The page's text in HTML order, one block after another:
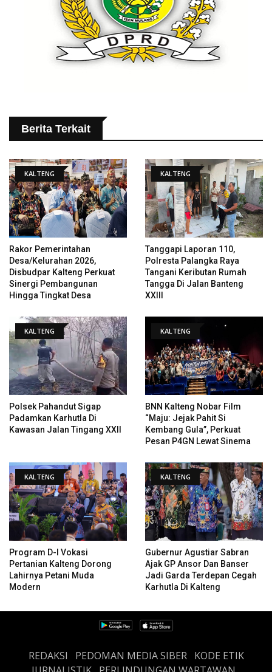
Berita Terkait
KALTENG
Rakor Pemerintahan
Desa/Kelurahan 2026,
Disbudpar Kalteng Perkuat
Sinergi Pembangunan
Hingga Tingkat Desa
KALTENG
Tanggapi Laporan 110,
Polresta Palangka Raya
Tangani Keributan Rumah
Tangga Di Jalan Banteng
XXIII
KALTENG
Polsek Pahandut Sigap
Padamkan Karhutla Di
Kawasan Jalan Tingang XXII
KALTENG
BNN Kalteng Nobar Film
“Maju: Jejak Pahit Si
Kembang Gula”, Perkuat
Pesan P4GN Lewat Sinema
KALTENG
Program D-I Vokasi
Pertanian Kalteng Dorong
Lahirnya Petani Muda
Modern
KALTENG
Gubernur Agustiar Sabran
Ajak GP Ansor Dan Banser
Jadi Garda Terdepan Cegah
Karhutla Di Kalteng
REDAKSI PEDOMAN MEDIA SIBER
KODE ETIK